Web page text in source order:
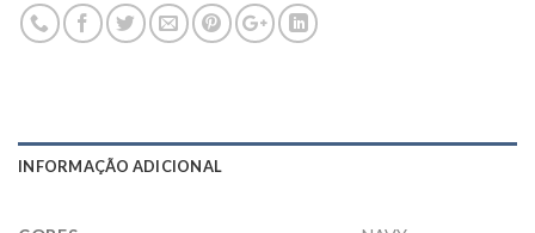
INFORMAÇÃO ADICIONAL